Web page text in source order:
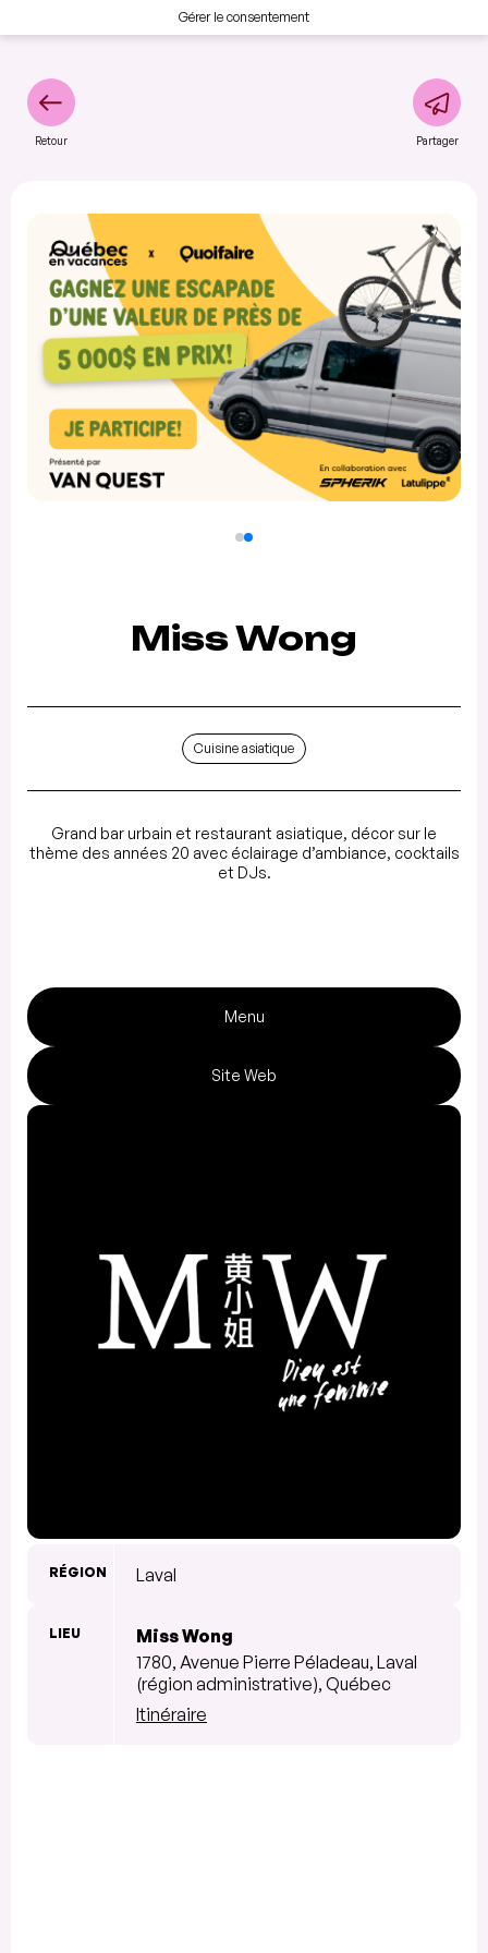
Gérer le consentement
Retour Partager
Miss Wong
Cuisine asiatique
Grand bar urbain et restaurant asiatique, décor sur le
thème des années 20 avec éclairage d’ambiance, cocktails
et DJs.
Menu
Site Web
RÉGION Laval
LIEU
Miss Wong
1780, Avenue Pierre Péladeau, Laval
(région administrative), Québec
Itinéraire